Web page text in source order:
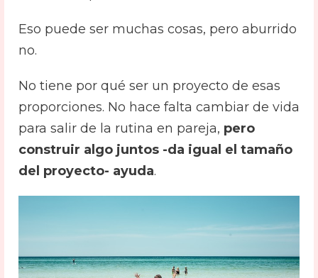
Eso puede ser muchas cosas, pero aburrido
no.
No tiene por qué ser un proyecto de esas
proporciones. No hace falta cambiar de vida
para salir de la rutina en pareja, pero
construir algo juntos -da igual el tamaño
del proyecto- ayuda.